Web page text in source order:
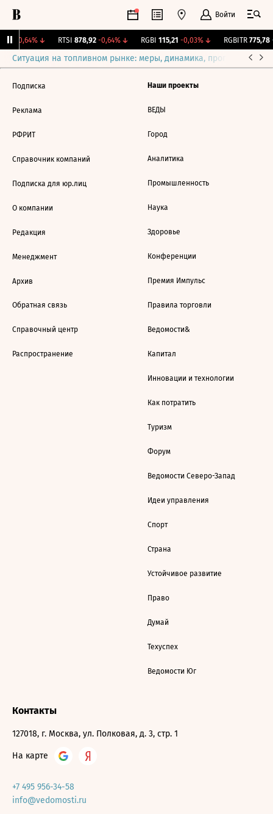
Войти
-0,64%↓ RTSI 878,92 -0,64%↓ RGBI 115,21 -0,03%↓ RGBITR 775,78
Ситуация на топливном рынке: меры, динамика, прогнозы
Подписка
Реклама
РФРИТ
Справочник компаний
Подписка для юр.лиц
О компании
Редакция
Менеджмент
Архив
Обратная связь
Справочный центр
Распространение
Наши проекты
ВЕДЫ
Город
Аналитика
Промышленность
Наука
Здоровье
Конференции
Премия Импульс
Правила торговли
Ведомости&
Капитал
Инновации и технологии
Как потратить
Туризм
Форум
Ведомости Северо-Запад
Идеи управления
Спорт
Страна
Устойчивое развитие
Право
Думай
Техуспех
Ведомости Юг
Контакты
127018, г. Москва, ул. Полковая, д. 3, стр. 1
На карте
+7 495 956-34-58
info@vedomosti.ru